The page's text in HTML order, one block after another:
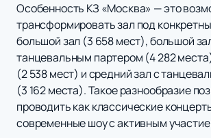
Особенность КЗ «Москва» — это
трансформировать зал под
большой зал (3 658 мест), большой
танцевальным партером (4 282
(2 538 мест) и средний зал с
(3 162 места). Такое разнообразие
проводить как классические
современные шоу с активным